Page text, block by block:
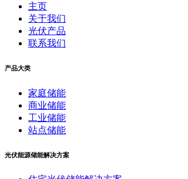
主页
关于我们
光伏产品
联系我们
产品大类
家庭储能
商业储能
工业储能
站点储能
光伏能源储能解决方案